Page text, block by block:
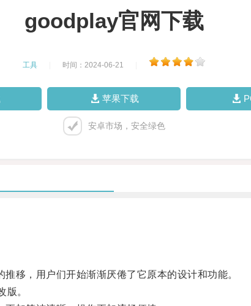
goodplay官网下载
工具 时间：2024-06-21
苹果下载
安卓市场，安全绿色
，用户们开始渐渐厌倦了它原本的设计和功能。
。